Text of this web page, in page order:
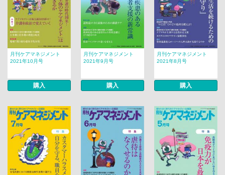
月刊ケアマネジメント
2021年10月号
購入
月刊ケアマネジメント
2021年9月号
購入
月刊ケアマネジメント
2021年8月号
購入